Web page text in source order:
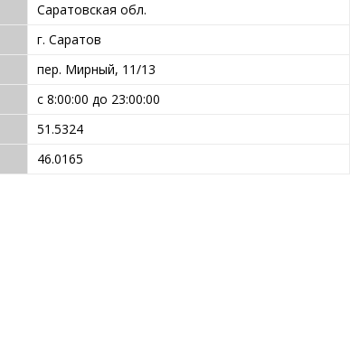
Саратовская обл.
г. Саратов
пер. Мирный, 11/13
с 8:00:00 до 23:00:00
51.5324
46.0165